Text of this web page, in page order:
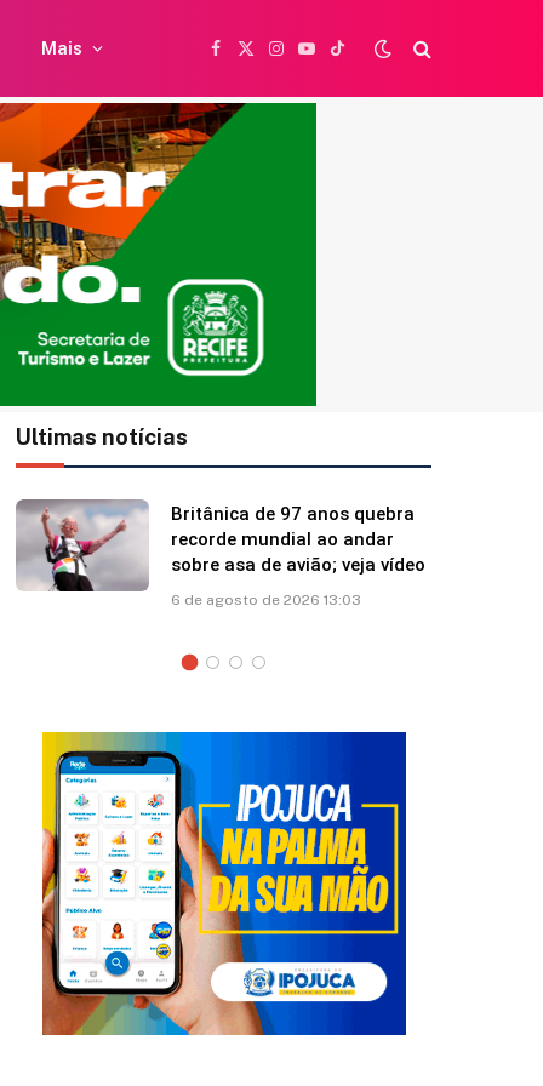
Mais
Facebook
X
Instagram
YouTubeTikTok
Ultimas notícias
Neymar curte momento
familiar após polêmica em
partida contra Remo
5 de agosto de 2026 17:39